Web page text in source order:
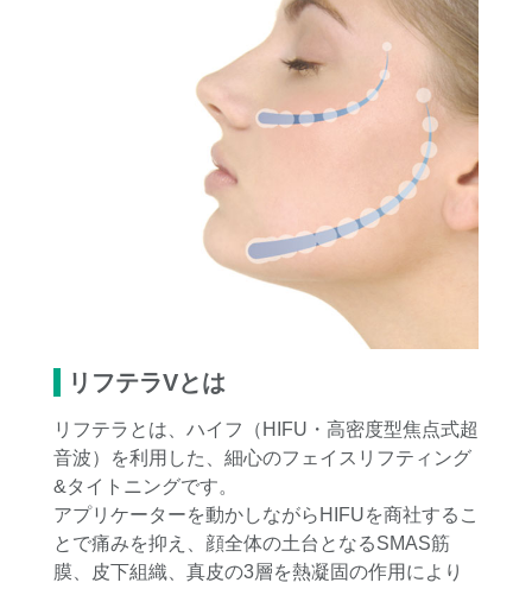
リフテラVとは
リフテラとは、ハイフ（HIFU・高密度型焦点式超
音波）を利用した、細心のフェイスリフティング
&タイトニングです。
アプリケーターを動かしながらHIFUを商社するこ
とで痛みを抑え、顔全体の土台となるSMAS筋
膜、皮下組織、真皮の3層を熱凝固の作用により